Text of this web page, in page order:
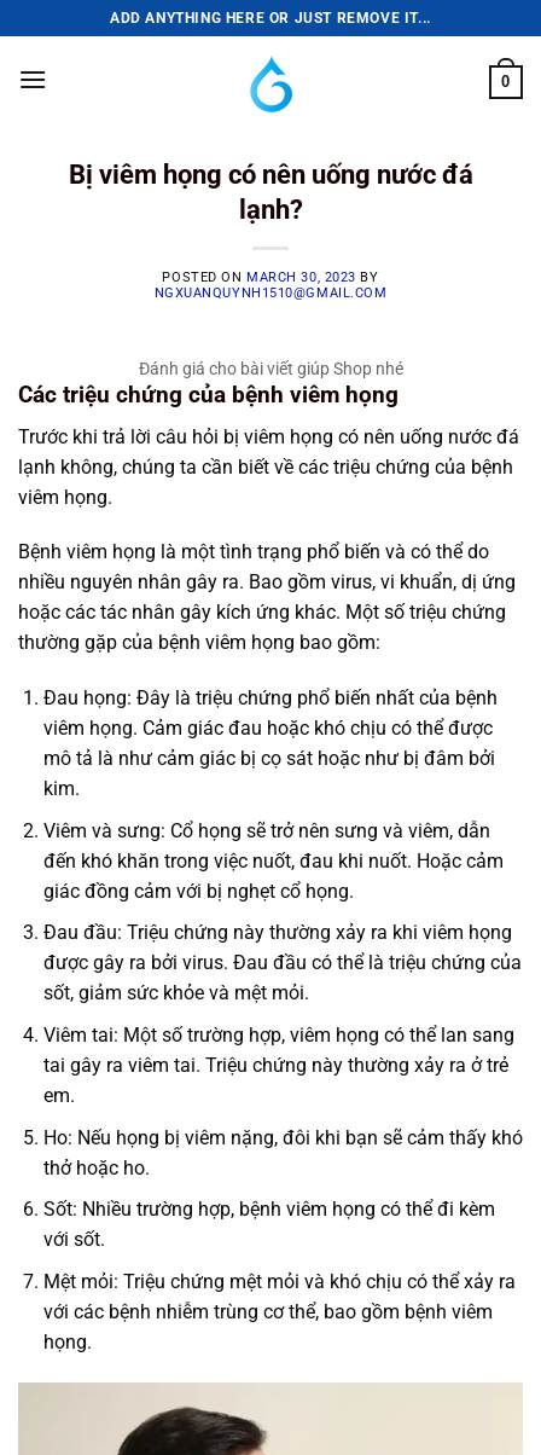
to
content
ADD ANYTHING HERE OR JUST REMOVE IT...
0
Bị viêm họng có nên uống nước đá
lạnh?
POSTED ONMARCH 30, 2023 BY
NGXUANQUYNH1510@GMAIL.COM
Đánh giá cho bài viết giúp Shop nhé
Các triệu chứng của bệnh viêm họng
Trước khi trả lời câu hỏi bị viêm họng có nên uống nước đá
lạnh không, chúng ta cần biết về các triệu chứng của bệnh
viêm họng.
Bệnh viêm họng là một tình trạng phổ biến và có thể do
nhiều nguyên nhân gây ra. Bao gồm virus, vi khuẩn, dị ứng
hoặc các tác nhân gây kích ứng khác. Một số triệu chứng
thường gặp của bệnh viêm họng bao gồm:
Đau họng: Đây là triệu chứng phổ biến nhất của bệnh
viêm họng. Cảm giác đau hoặc khó chịu có thể được
mô tả là như cảm giác bị cọ sát hoặc như bị đâm bởi
kim.
Viêm và sưng: Cổ họng sẽ trở nên sưng và viêm, dẫn
đến khó khăn trong việc nuốt, đau khi nuốt. Hoặc cảm
giác đồng cảm với bị nghẹt cổ họng.
Đau đầu: Triệu chứng này thường xảy ra khi viêm họng
được gây ra bởi virus. Đau đầu có thể là triệu chứng của
sốt, giảm sức khỏe và mệt mỏi.
Viêm tai: Một số trường hợp, viêm họng có thể lan sang
tai gây ra viêm tai. Triệu chứng này thường xảy ra ở trẻ
em.
Ho: Nếu họng bị viêm nặng, đôi khi bạn sẽ cảm thấy khó
thở hoặc ho.
Sốt: Nhiều trường hợp, bệnh viêm họng có thể đi kèm
với sốt.
Mệt mỏi: Triệu chứng mệt mỏi và khó chịu có thể xảy ra
với các bệnh nhiễm trùng cơ thể, bao gồm bệnh viêm
họng.